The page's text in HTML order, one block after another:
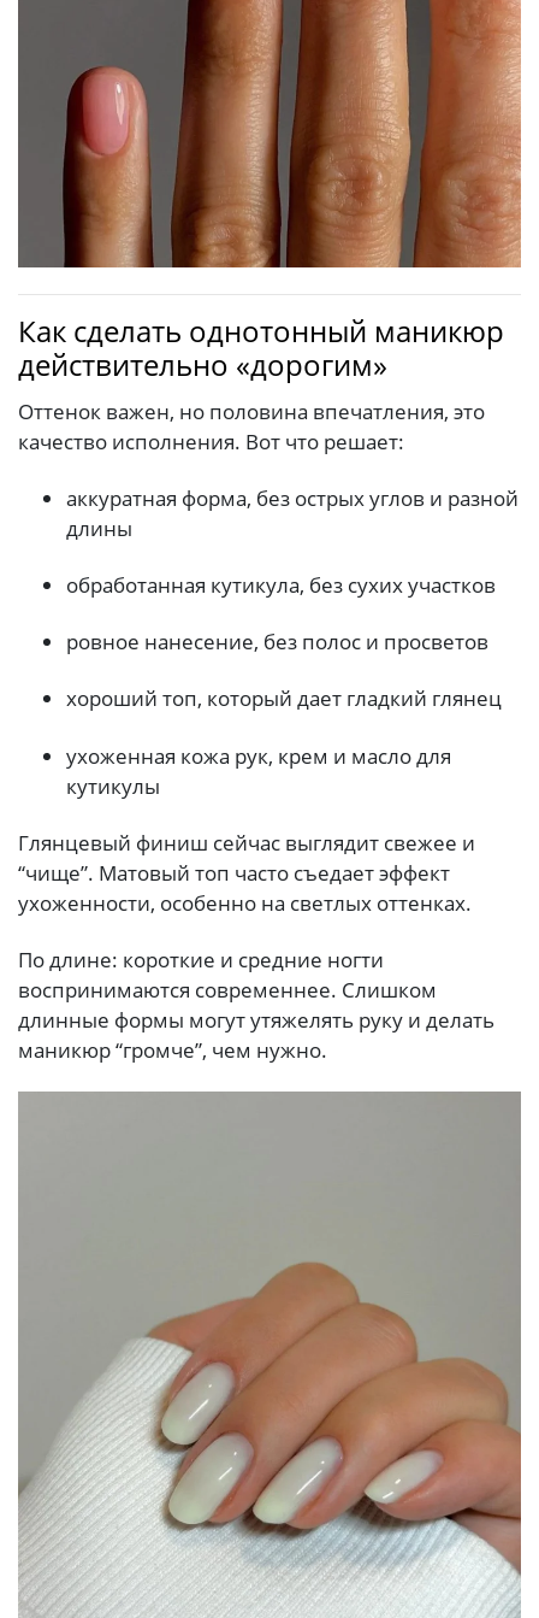
Как сделать однотонный маникюр
действительно «дорогим»
Оттенок важен, но половина впечатления, это
качество исполнения. Вот что решает:
аккуратная форма, без острых углов и разной
длины
обработанная кутикула, без сухих участков
ровное нанесение, без полос и просветов
хороший топ, который дает гладкий глянец
ухоженная кожа рук, крем и масло для
кутикулы
Глянцевый финиш сейчас выглядит свежее и
“чище”. Матовый топ часто съедает эффект
ухоженности, особенно на светлых оттенках.
По длине: короткие и средние ногти
воспринимаются современнее. Слишком
длинные формы могут утяжелять руку и делать
маникюр “громче”, чем нужно.